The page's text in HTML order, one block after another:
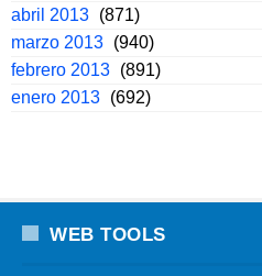
abril 2013 (871)
marzo 2013 (940)
febrero 2013 (891)
enero 2013 (692)
WEB TOOLS